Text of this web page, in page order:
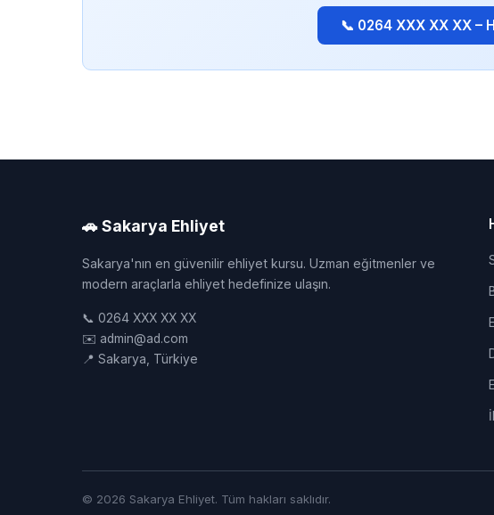
📞 0264 XXX XX XX –
🚗 Sakarya Ehliyet
Sakarya'nın en güvenilir ehliyet kursu. Uzman eğitmenler ve
modern araçlarla ehliyet hedefinize ulaşın.
📞 0264 XXX XX XX
✉️ admin@ad.com
📍 Sakarya, Türkiye
© 2026 Sakarya Ehliyet. Tüm hakları saklıdır.